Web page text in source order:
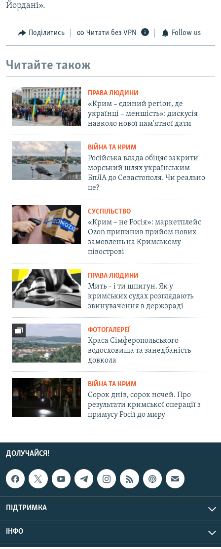
Йордані».
Поділитись Читати без VPN Follow us
Читайте також
ПРАВА ЛЮДИНИ
«Крим – єдиний регіон, де
українці – меншість»: дискусія
навколо нової пам'ятної дати
ВІЙНА ТА КРИМ
Російська влада обіцяє закрити
морський шлях українським
БпЛА до Севастополя. Чи реально
це?
СУСПІЛЬСТВО
«Крим – не Росія»: маркетплейс
Ozon припинив прийом нових
замовлень на Кримському
півострові
ПРАВА ЛЮДИНИ
Мить – і ти шпигун. Як у
кримських судах розглядають
звинувачення в держзраді
ФОТОГАЛЕРЕЇ
Краса Сімферопольського
водосховища та занедбаність
довкола
ВІЙНА ТА КРИМ
Сорок днів, сорок ночей. Про
результати кримської операції з
примусу Росії до миру
ДОЛУЧАЙСЯ!
ПІДТРИМКА
ІНФО